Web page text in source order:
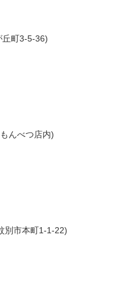
町3-5-36)
んべつ店内)
別市本町1-1-22)